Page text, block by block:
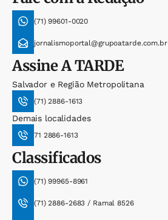
(71) 99601-0020
jornalismoportal@grupoatarde.com.br
AssineA TARDE
Salvador e Região Metropolitana
(71) 2886-1613
Demais localidades
71 2886-1613
Classificados
(71) 99965-8961
(71) 2886-2683 / Ramal 8526